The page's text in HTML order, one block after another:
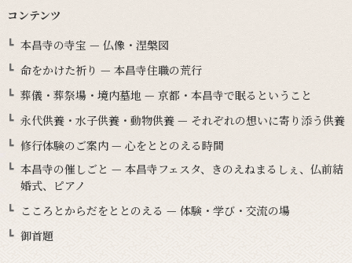
コンテンツ
本昌寺の寺宝 — 仏像・涅槃図
命をかけた祈り — 本昌寺住職の荒行
葬儀・葬祭場・境内墓地 — 京都・本昌寺で眠るということ
永代供養・水子供養・動物供養 — それぞれの想いに寄り添う供養
修行体験のご案内 — 心をととのえる時間
本昌寺の催しごと — 本昌寺フェスタ、きのえねまるしぇ、仏前結
婚式、ピアノ
こころとからだをととのえる — 体験・学び・交流の場
御首題